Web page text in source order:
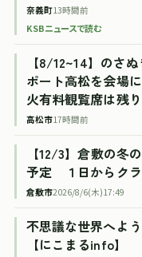
奈義町13時間前
KSBニュースで読む
【8/12~14】のさ
ポート高松を会場
火有料観覧席は残
高松市17時間前
【12/3】倉敷の冬
予定 １日からク
倉敷市2026/8/6(木)17:49
不思議な世界へよ
【にこまるinfo】